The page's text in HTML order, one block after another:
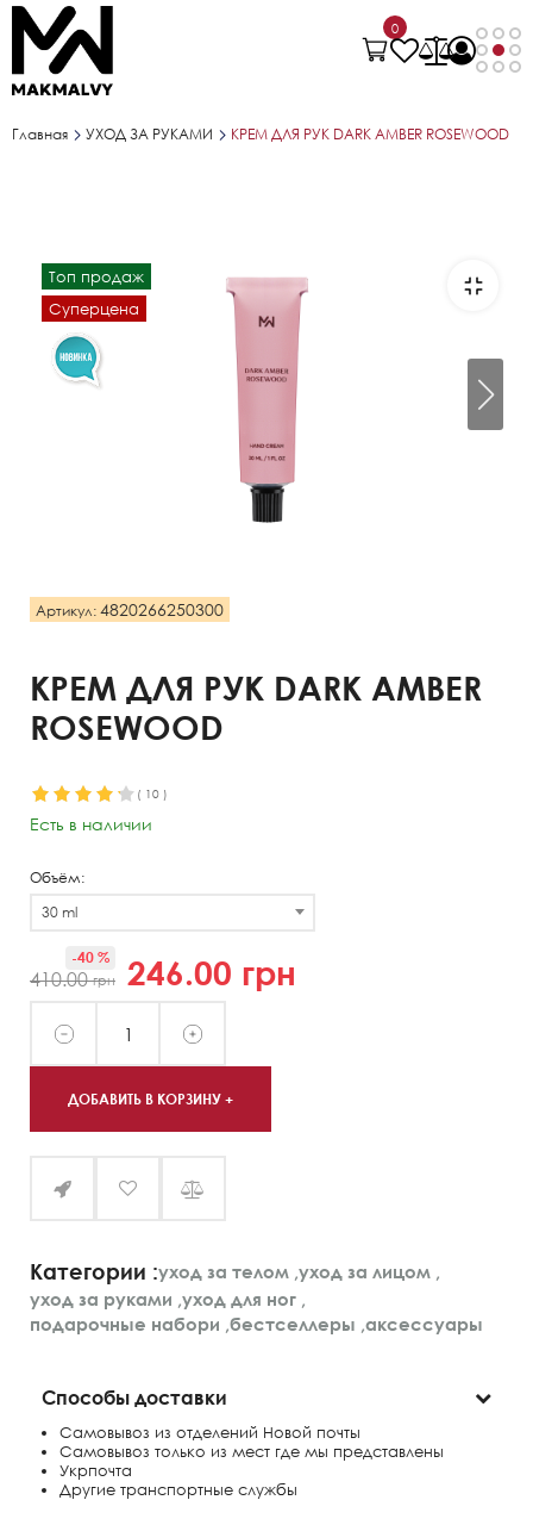
0
Главная УХОД ЗА РУКАМИ КРЕМ ДЛЯ РУК DARK AMBER ROSEWOOD
Топ продаж
Суперцена
Артикул: 4820266250300
КРЕМ ДЛЯ РУК DARK AMBER
ROSEWOOD
( 10 )
Есть в наличии
Объём:
30 ml
410.00 грн
-40 % 246.00 грн
ДОБАВИТЬ В КОРЗИНУ +
Категории :уход за телом ,уход за лицом ,
уход за руками ,уход для ног ,
подарочные набори ,бестселлеры ,аксессуары
Способы доставки
Самовывоз из отделений Новой почты
Самовывоз только из мест где мы представлены
Укрпочта
Другие транспортные службы